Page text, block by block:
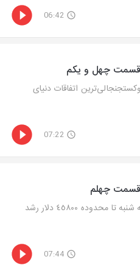
06:42
چهل و یکم
۴۱ کریپتوکستجنجالی‌ترین اتفاقات دنیای
07:22
چهلم
بیتکوین روز سه شنبه تا محدوده ٤٥٨٠٠ دلار رشد
07:44